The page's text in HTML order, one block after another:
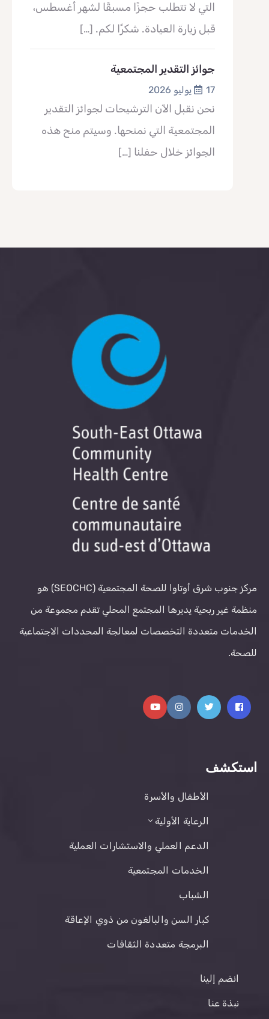
التي لا تتطلب حجزًا مسبقًا لشهر أغسطس،
قبل زيارة العيادة. شكرًا لكم. […]
جوائز التقدير المجتمعية
17 يوليو 2026
نحن نقبل الآن الترشيحات لجوائز التقدير
المجتمعية التي نمنحها. وسيتم منح هذه
الجوائز خلال حفلنا […]
مركز جنوب شرق أوتاوا للصحة المجتمعية (SEOCHC) هو
منظمة غير ربحية يديرها المجتمع المحلي تقدم مجموعة من
الخدمات متعددة التخصصات لمعالجة المحددات الاجتماعية
للصحة.
استكشف
الأطفال والأسرة
الرعاية الأولية
الدعم العملي والاستشارات العملية
الخدمات المجتمعية
الشباب
كبار السن والبالغون من ذوي الإعاقة
البرمجة متعددة الثقافات
انضم إلينا
نبذة عنا